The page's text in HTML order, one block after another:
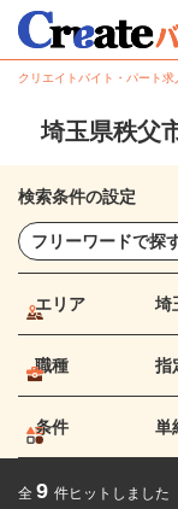
クリエイトバイト・パート求
埼玉県秩父
検索条件の設定
エリア 埼
職種 指
条件 単
全 9 件ヒットしました